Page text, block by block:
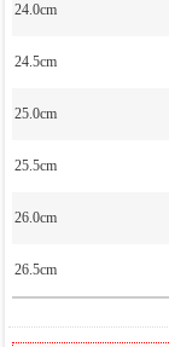
24.0cm
24.5cm
25.0cm
25.5cm
26.0cm
26.5cm